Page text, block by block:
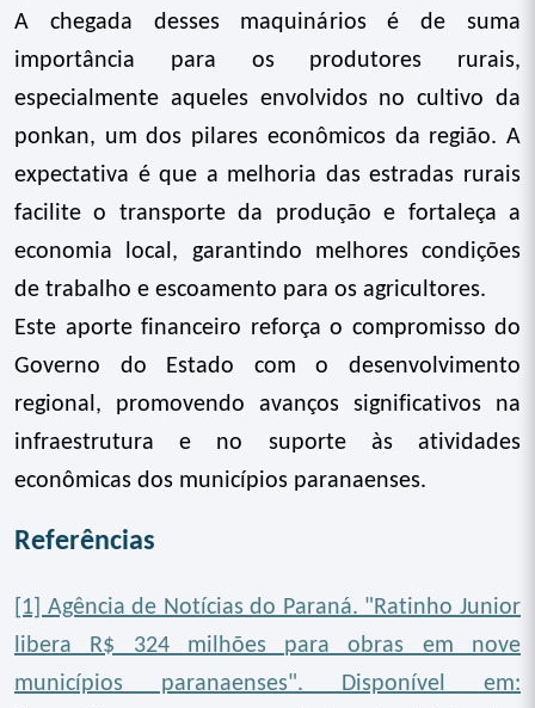
A chegada desses maquinários é de suma
importância para os produtores rurais,
especialmente aqueles envolvidos no cultivo da
ponkan, um dos pilares econômicos da região. A
expectativa é que a melhoria das estradas rurais
facilite o transporte da produção e fortaleça a
economia local, garantindo melhores condições
de trabalho e escoamento para os agricultores.
Este aporte financeiro reforça o compromisso do
Governo do Estado com o desenvolvimento
regional, promovendo avanços significativos na
infraestrutura e no suporte às atividades
econômicas dos municípios paranaenses.
Referências
[1] Agência de Notícias do Paraná. "Ratinho Junior
libera R$ 324 milhões para obras em nove
municípios paranaenses". Disponível em: